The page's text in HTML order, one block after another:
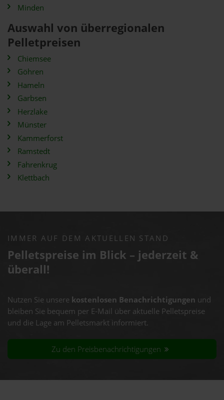
Minden
Auswahl von überregionalen
Pelletpreisen
Chiemsee
Göhren
Hameln
Garbsen
Herzlake
Münster
Kammerforst
Ramstedt
Fahrenkrug
Klettbach
IMMER AUF DEM AKTUELLEN STAND
Pelletspreise im Blick – jederzeit &
überall!
Nutzen Sie unsere kostenlosen Benachrichtigungen und
bleiben Sie bequem per E-Mail über aktuelle Pelletspreise
und die Lage am Pelletsmarkt informiert.
Zu den Preisbenachrichtigungen